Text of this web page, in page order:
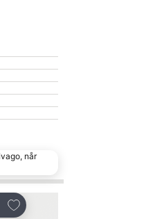
når
Føj til favoritter